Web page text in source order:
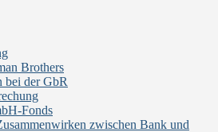
Brothers
bei der GbR
Fonds
zwischen Bank und